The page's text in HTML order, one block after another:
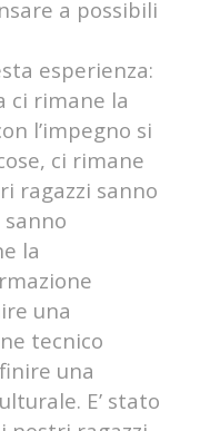
a possibili
esperienza:
ci rimane la
l’impegno si
ci rimane
ragazzi sanno
la
una
tecnico
una
E’ stato